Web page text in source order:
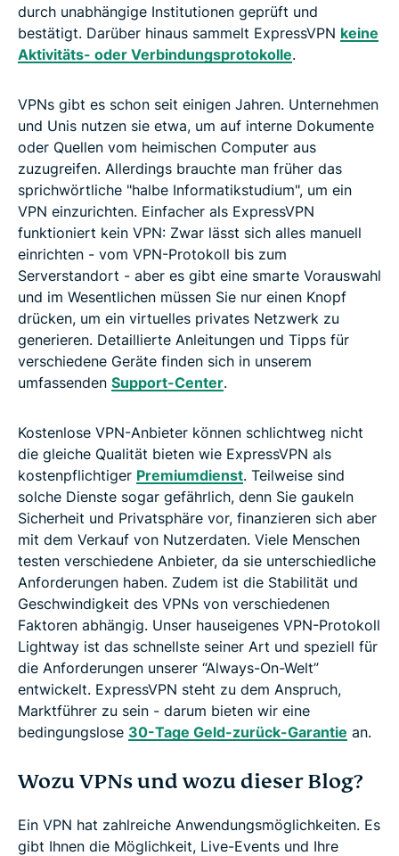
durch unabhängige Institutionen geprüft und
bestätigt. Darüber hinaus sammelt ExpressVPN keine
Aktivitäts- oder Verbindungsprotokolle.
VPNs gibt es schon seit einigen Jahren. Unternehmen
und Unis nutzen sie etwa, um auf interne Dokumente
oder Quellen vom heimischen Computer aus
zuzugreifen. Allerdings brauchte man früher das
sprichwörtliche "halbe Informatikstudium", um ein
VPN einzurichten. Einfacher als ExpressVPN
funktioniert kein VPN: Zwar lässt sich alles manuell
einrichten - vom VPN-Protokoll bis zum
Serverstandort - aber es gibt eine smarte Vorauswahl
und im Wesentlichen müssen Sie nur einen Knopf
drücken, um ein virtuelles privates Netzwerk zu
generieren. Detaillierte Anleitungen und Tipps für
verschiedene Geräte finden sich in unserem
umfassenden Support-Center.
Kostenlose VPN-Anbieter können schlichtweg nicht
die gleiche Qualität bieten wie ExpressVPN als
kostenpflichtiger Premiumdienst. Teilweise sind
solche Dienste sogar gefährlich, denn Sie gaukeln
Sicherheit und Privatsphäre vor, finanzieren sich aber
mit dem Verkauf von Nutzerdaten. Viele Menschen
testen verschiedene Anbieter, da sie unterschiedliche
Anforderungen haben. Zudem ist die Stabilität und
Geschwindigkeit des VPNs von verschiedenen
Faktoren abhängig. Unser hauseigenes VPN-Protokoll
Lightway ist das schnellste seiner Art und speziell für
die Anforderungen unserer “Always-On-Welt”
entwickelt. ExpressVPN steht zu dem Anspruch,
Marktführer zu sein - darum bieten wir eine
bedingungslose 30-Tage Geld-zurück-Garantie an.
Wozu VPNs und wozu dieser Blog?
Ein VPN hat zahlreiche Anwendungsmöglichkeiten. Es
gibt Ihnen die Möglichkeit, Live-Events und Ihre